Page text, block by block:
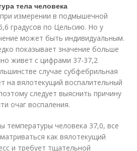
тела человека
измерении в подмышечной
градусов по Цельсию. Но у
может быть индивидуальным.
показывает значение больше
живет с цифрами 37-37,2
случае субфебрильная
на вялотекущий воспалительный
следует выяснить причину
очаг воспаления.
температуры человека 37,0, все
как вялотекущий
и требует тщательной